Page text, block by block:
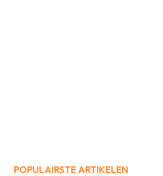
POPULAIRSTE ARTIKELEN